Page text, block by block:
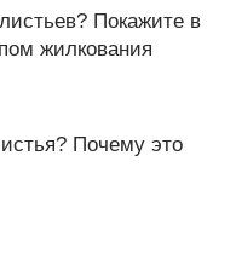
Покажите в
жилкования
Почему это